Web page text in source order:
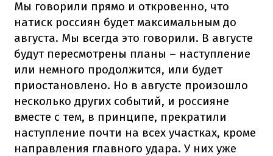
Мы говорили прямо и откровенно, что
натиск россиян будет максимальным до
августа. Мы всегда это говорили. В августе
будут пересмотрены планы – наступление
или немного продолжится, или будет
приостановлено. Но в августе произошло
несколько других событий, и россияне
вместе с тем, в принципе, прекратили
наступление почти на всех участках, кроме
направления главного удара. У них уже